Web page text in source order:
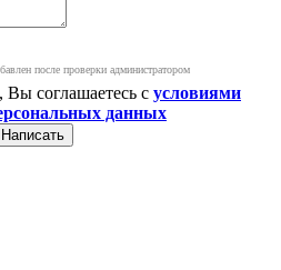
после проверки администратором
соглашаетесь с условиями
данных